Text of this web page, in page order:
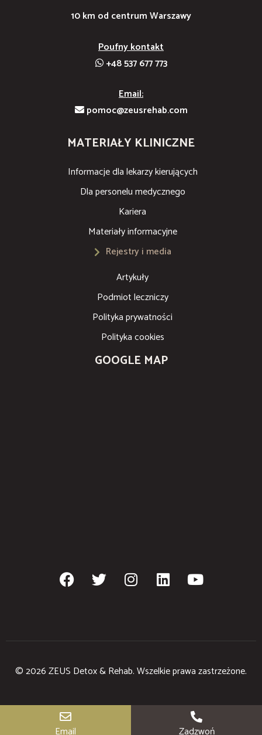
10 km od centrum Warszawy
Poufny kontakt
+48 537 677 773
Email:
pomoc@zeusrehab.com
MATERIAŁY KLINICZNE
Informacje dla lekarzy kierujących
Dla personelu medycznego
Kariera
Materiały informacyjne
Rejestry i media
Artykuły
Podmiot leczniczy
Polityka prywatności
Polityka cookies
GOOGLE MAP
© 2026 ZEUS Detox & Rehab. Wszelkie prawa zastrzeżone.